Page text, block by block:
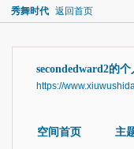
秀舞时代 返回首页
secondedward2的个
https://
空间首页 主